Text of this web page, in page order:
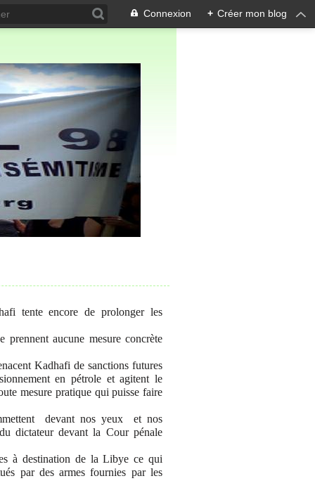
Connexion + Créer mon blog
tente encore de prolonger les
prennent aucune mesure concrète
Kadhafi de sanctions futures
en pétrole et agitent le
mesure pratique qui puisse faire
devant nos yeux et nos
dictateur devant la Cour pénale
à destination de la Libye ce qui
par des armes fournies par les